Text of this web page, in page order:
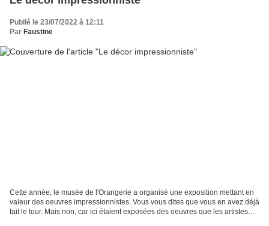
Publié le 23/07/2022 à 12:11
Par Faustine
Cette année, le musée de l'Orangerie a organisé une exposition mettant en
valeur des oeuvres impressionnistes. Vous vous dites que vous en avez déjà
fait le tour. Mais non, car ici étaient exposées des oeuvres que les artistes